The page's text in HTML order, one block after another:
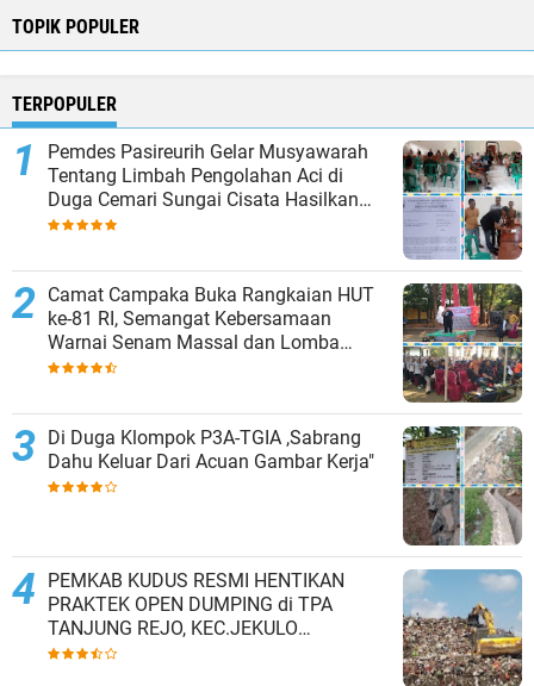
TOPIK POPULER
TERPOPULER
Pemdes Pasireurih Gelar Musyawarah
Tentang Limbah Pengolahan Aci di
Duga Cemari Sungai Cisata Hasilkan
Kesepakatan Tutup Sementara
Camat Campaka Buka Rangkaian HUT
ke-81 RI, Semangat Kebersamaan
Warnai Senam Massal dan Lomba
Karaoke Perangkat Desa
Di Duga Klompok P3A-TGIA ,Sabrang
Dahu Keluar Dari Acuan Gambar Kerja"
PEMKAB KUDUS RESMI HENTIKAN
PRAKTEK OPEN DUMPING di TPA
TANJUNG REJO, KEC.JEKULO
KAB.KUDUS,BERLAKUKAN SISTEM